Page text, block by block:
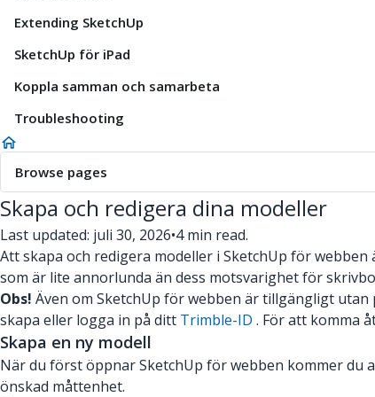
Extending SketchUp
SketchUp för iPad
Koppla samman och samarbeta
Troubleshooting
Browse pages
Skapa och redigera dina modeller
Last updated: juli 30, 2026•4 min read.
Att skapa och redigera modeller i SketchUp för
som är lite annorlunda än dess motsvarighet för
Obs! Även om SketchUp för webben är tillgängligt
skapa eller logga in på ditt Trimble-ID . För att komma
Skapa en ny modell
När du först öppnar SketchUp för webben kommer du
önskad måttenhet.